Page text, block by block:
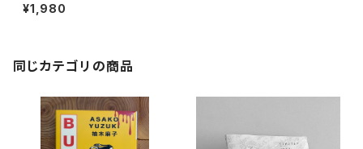
¥1,980
同じカテゴリの商品